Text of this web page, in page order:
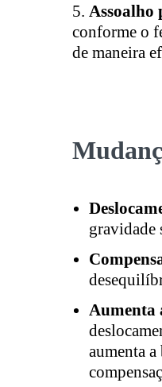
Assoalho
conforme o
de maneira
gravidade
Aumenta
aumenta